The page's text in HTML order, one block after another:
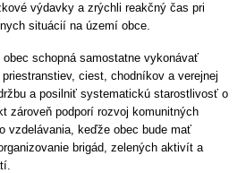
výdavky a zrýchli reakčný čas pri
situácií na území obce.
schopná samostatne vykonávať
ciest, chodníkov a verejnej
a posilniť systematickú starostlivosť o
zároveň podporí rozvoj komunitných
vzdelávania, keďže obec bude mať
brigád, zelených aktivít a